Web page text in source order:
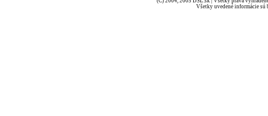
Všetky uvedené informácie sú